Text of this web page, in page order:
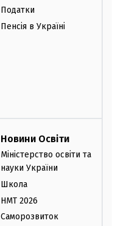
Податки
Пенсія в Україні
Новини Освіти
Міністерство освіти та
науки України
Школа
НМТ 2026
Саморозвиток